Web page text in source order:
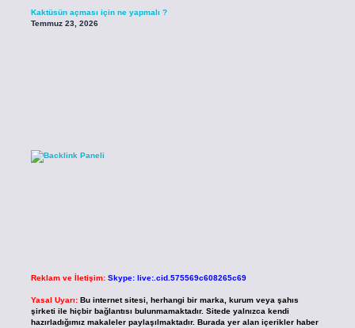
Kaktüsün açması için ne yapmalı ?
Temmuz 23, 2026
Reklam ve İletişim: Skype: live:.cid.575569c608265c69
Yasal Uyarı: Bu internet sitesi, herhangi bir marka, kurum veya şahıs
şirketi ile hiçbir bağlantısı bulunmamaktadır. Sitede yalnızca kendi
hazırladığımız makaleler paylaşılmaktadır. Burada yer alan içerikler haber